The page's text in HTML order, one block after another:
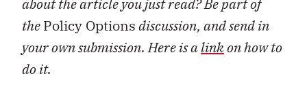
thePolicy Optionsdiscussion, and send in
your own submission. Here is alinkon how to
do it.